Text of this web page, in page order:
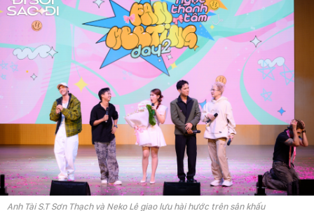
Anh Tài S.T Sơn Thạch và Neko Lê giao lưu hài hước trên sân khấu